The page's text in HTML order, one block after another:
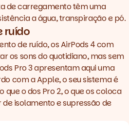
de carregamento têm uma
a água, transpiração e pó.
ruído
de ruído, os AirPods 4 com
os sons do quotidiano, mas sem
Pro 3 apresentam aqui uma
com a Apple, o seu sistema é
que o dos Pro 2, o que os coloca
isolamento e supressão de